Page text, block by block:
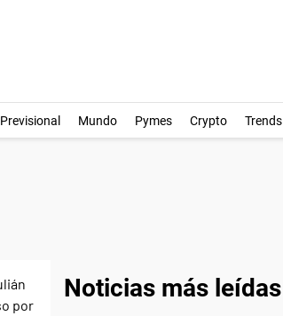
Previsional Mundo Pymes Crypto Trends
Noticias más leídas